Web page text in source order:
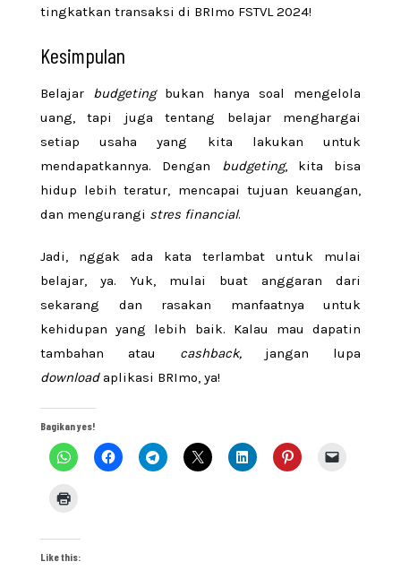
tingkatkan transaksi di BRImo FSTVL 2024!
Kesimpulan
Belajar budgetingbukan hanya soal mengelola
uang, tapi juga tentang belajar menghargai
setiap usaha yang kita lakukan untuk
mendapatkannya. Dengan budgeting, kita bisa
hidup lebih teratur, mencapai tujuan keuangan,
dan mengurangi stres financial.
Jadi, nggak ada kata terlambat untuk mulai
belajar, ya. Yuk, mulai buat anggaran dari
sekarang dan rasakan manfaatnya untuk
kehidupan yang lebih baik. Kalau mau dapatin
tambahan atau cashback, jangan lupa
downloadaplikasi BRImo, ya!
Bagikan yes!
Like this: